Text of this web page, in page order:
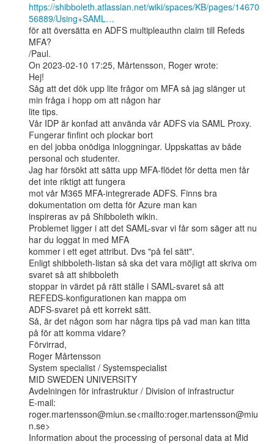
https://shibboleth.atlassian.net/wiki/spaces/KB/pages/14670
56889/Using+SAML…
för att översätta en ADFS multipleauthn claim till Refeds
MFA?
/Paul.
On 2023-02-10 17:25, Mårtensson, Roger wrote:
Hej!
Såg att det dök upp lite frågor om MFA så jag slänger ut
min fråga i hopp om att någon har
lite tips.
Vår IDP är konfad att använda vår ADFS via SAML Proxy.
Fungerar finfint och plockar bort
en del jobba onödiga inloggningar. Uppskattas av både
personal och studenter.
Jag har försökt att sätta upp MFA-flödet för detta men får
det inte riktigt att fungera
mot vår M365 MFA-integrerade ADFS. Finns bra
dokumentation om detta för Azure man kan
inspireras av på Shibboleth wikin.
Problemet ligger i att det SAML-svar vi får som säger att nu
har du loggat in med MFA
kommer i ett eget attribut. Dvs "på fel sätt".
Enligt shibboleth-listan så ska det vara möjligt att skriva om
svaret så att shibboleth
stoppar in värdet på rätt ställe i SAML-svaret så att
REFEDS-konfigurationen kan mappa om
ADFS-svaret på ett korrekt sätt.
Så, är det någon som har några tips på vad man kan titta
på för att komma vidare?
Förvirrad,
Roger Mårtensson
System specialist / Systemspecialist
MID SWEDEN UNIVERSITY
Avdelningen för infrastruktur / Division of infrastructur
E-mail:
roger.martensson@miun.se<mailto:roger.martensson@miu
n.se>
Information about the processing of personal data at Mid